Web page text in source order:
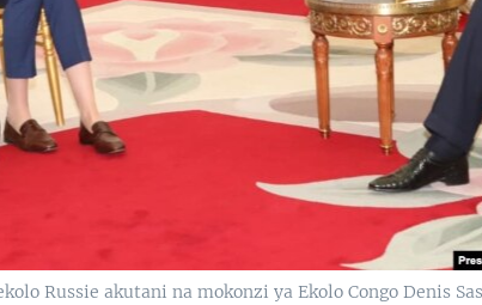
Russie akutani na mokonzi ya Ekolo Congo Denis